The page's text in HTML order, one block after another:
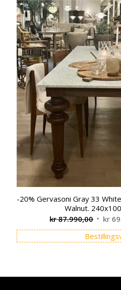
-20% Gervasoni Gray 33
Walnut.
kr87.990,00
pris
var:
kr